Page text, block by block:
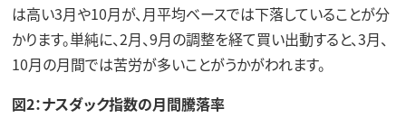
は高い3月や10月が、月平均ベースでは下落していることが分
かります。単純に、2月、9月の調整を経て買い出動すると、3月、
10月の月間では苦労が多いことがうかがわれます。
図2：ナスダック指数の月間騰落率